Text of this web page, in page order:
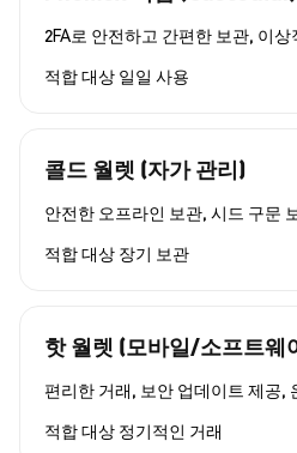
2FA로 안전하고 간편한 보관, 이
적합 대상 일일 사용
콜드 월렛 (자가 관리)
안전한 오프라인 보관, 시드 구문
적합 대상 장기 보관
핫 월렛 (모바일/소프트웨
편리한 거래, 보안 업데이트 제공,
적합 대상 정기적인 거래